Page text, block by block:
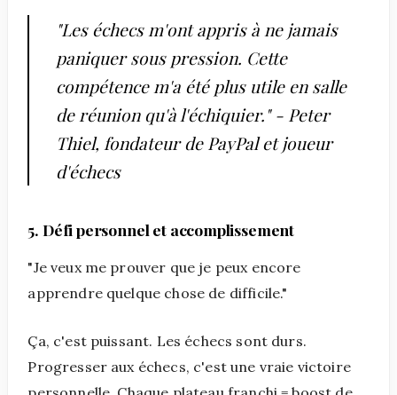
"Les échecs m'ont appris à ne jamais
paniquer sous pression. Cette
compétence m'a été plus utile en salle
de réunion qu'à l'échiquier." - Peter
Thiel, fondateur de PayPal et joueur
d'échecs
5. Défi personnel et accomplissement
"Je veux me prouver que je peux encore
apprendre quelque chose de difficile."
Ça, c'est puissant. Les échecs sont durs.
Progresser aux échecs, c'est une vraie victoire